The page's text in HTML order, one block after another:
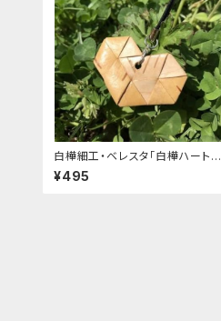
白樺細工・ベレスタ「白樺ハート型
ストラップ」 BE055
¥495